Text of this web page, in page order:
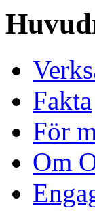
Fakta
För
Om